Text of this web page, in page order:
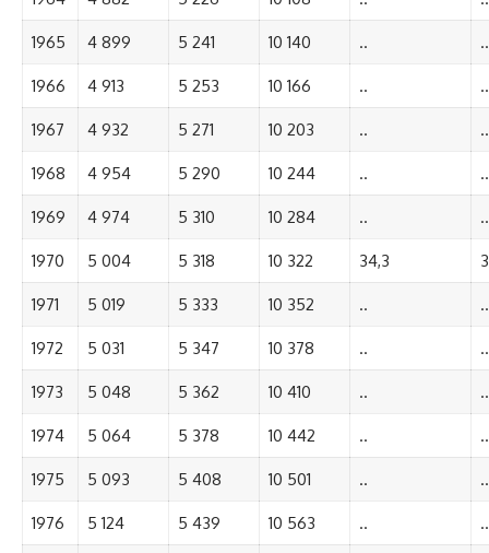
1965 4 899 5 241 10 140 .. ..
1966 4 913 5 253 10 166 .. ..
1967 4 932 5 271 10 203 .. ..
1968 4 954 5 290 10 244 .. ..
1969 4 974 5 310 10 284 .. ..
1970 5 004 5 318 10 322 34,3
1971 5 019 5 333 10 352 .. ..
1972 5 031 5 347 10 378 .. ..
1973 5 048 5 362 10 410 .. ..
1974 5 064 5 378 10 442 .. ..
1975 5 093 5 408 10 501 .. ..
1976 5 124 5 439 10 563 .. ..